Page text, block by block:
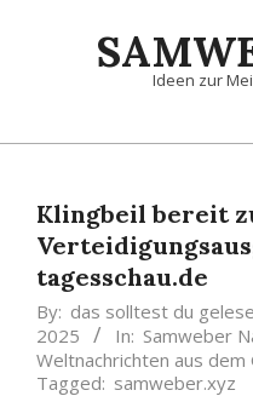
Ideen zur
Primary
MenuKlingbeil bereit
tagesschau.de
By: das solltest du
2025
In: Samweber
Weltnachrichten aus
Tagged: samweber.xyz